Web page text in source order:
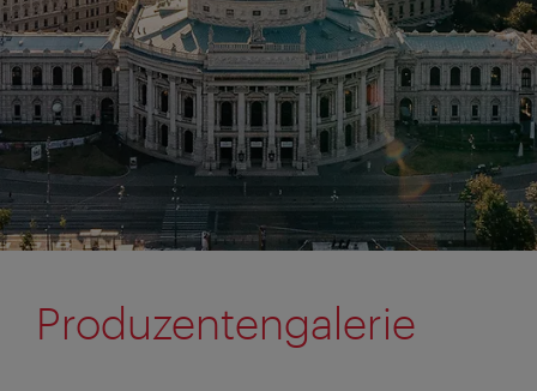
Produzentengalerie